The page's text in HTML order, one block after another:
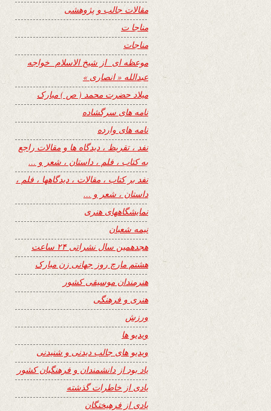
مقالات جالب و پژوهشی
مناجا ت
مناجات
موعظه ای از شیخ الاسلام خواجه
عبدالله « انصاری »
میلاد حضرت محمد ( ص ) مبارک
نامه های سرگشاده
نامه های وارده
نفد ، تقریظ ، دیدگاه ها و مقالات راجع
به کتاب ، فلم ، داستان ، شعر و …
نفد بر کتاب ، مقالات ، دیدگاهها ، فلم ،
داستان ، شعر و …
نمایشگاههای هنری
نیمه شعبان
هجدهمین سال نشراتی ۲۴ ساعت
هشتم مارچ روز جهانی زن مبارک
هنرمندان موسیقی کشور
هنری و فرهنگی
ورزش
ویدیو ها
ویدیو های جالب دیدنی و شنیدنی
یاد بود از دانشمندان و فرهنگیان کشور
یادی از خاطرات گذشته
یادی از فرهیختگان